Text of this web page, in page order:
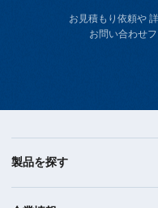
お見積もり依頼や
お問い合わせ
製品を探す